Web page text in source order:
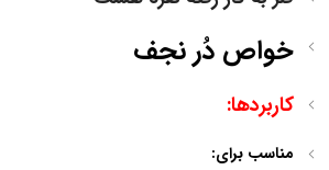
خواص دُر نجف
کاربردها:
مناسب برای: